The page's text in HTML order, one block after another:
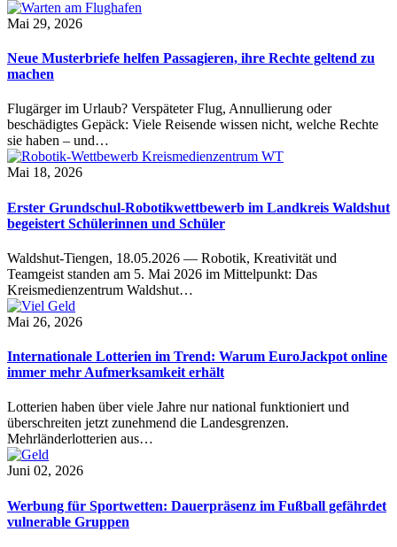
Mai 29, 2026
Neue Musterbriefe helfen Passagieren, ihre Rechte geltend zu
machen
Flugärger im Urlaub? Verspäteter Flug, Annullierung oder
beschädigtes Gepäck: Viele Reisende wissen nicht, welche Rechte
sie haben – und…
Mai 18, 2026
Erster Grundschul-Robotikwettbewerb im Landkreis Waldshut
begeistert Schülerinnen und Schüler
Waldshut-Tiengen, 18.05.2026 — Robotik, Kreativität und
Teamgeist standen am 5. Mai 2026 im Mittelpunkt: Das
Kreismedienzentrum Waldshut…
Mai 26, 2026
Internationale Lotterien im Trend: Warum EuroJackpot online
immer mehr Aufmerksamkeit erhält
Lotterien haben über viele Jahre nur national funktioniert und
überschreiten jetzt zunehmend die Landesgrenzen.
Mehrländerlotterien aus…
Juni 02, 2026
Werbung für Sportwetten: Dauerpräsenz im Fußball gefährdet
vulnerable Gruppen